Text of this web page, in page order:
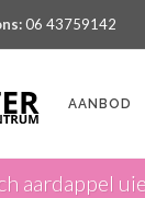
06 43759142
AANBOD
aardappel